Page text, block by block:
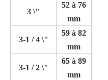
3 \"
52 à 76
mm
3-1 / 4 \"
59 à 82
mm
3-1 / 2 \"
65 à 89
mm